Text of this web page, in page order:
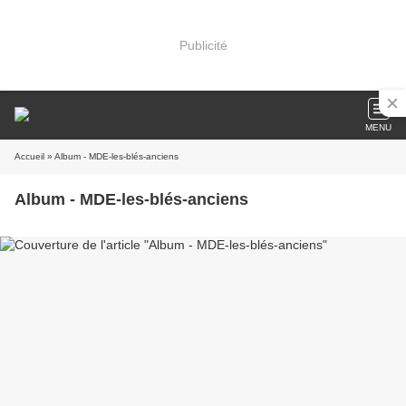
Publicité
MENU
Accueil » Album - MDE-les-blés-anciens
Album - MDE-les-blés-anciens